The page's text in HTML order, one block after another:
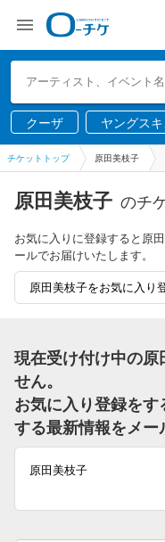
クーザ
ヤングスキ
ー
チケットトップ 原田美枝子
原田美枝子 のチ
お気に入りに登録すると原
ールでお届けいたします。
原田美枝子をお気に入り
現在受け付け中の原
せん。
お気に入り登録をす
する最新情報をメー
原田美枝子